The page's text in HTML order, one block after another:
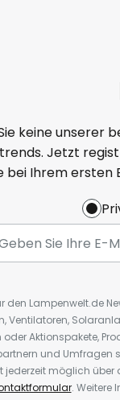
keine unserer
Jetzt
bei Ihrem ersten
den Lampenwelt.de
Ventilatoren,
oder Aktionspakete,
und Umfragen
möglich über
. Weitere